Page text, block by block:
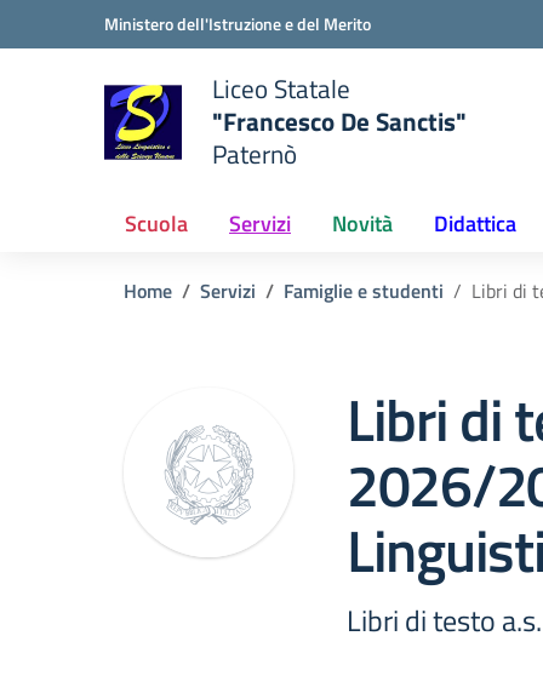
Vai ai contenuti
Vai al menu di navigazioneMinistero dell'Istruzione e del Merito
scuola
Liceo Statale
"Francesco De Sanctis"
Paternò
Scuola Servizi Novità Didattica
Home Servizi Famiglie e studenti Libri di
Libri di
2026/
Libri di testo